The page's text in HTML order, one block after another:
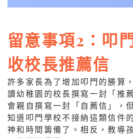
留意事項2：叩
收校長推薦信
許多家長為了增加叩門的勝算
讀幼稚園的校長撰寫一封「推
會親自撰寫一封「自薦信」，
知道叩門學校不接納這類信件
神和時間籌備了。相反，教導